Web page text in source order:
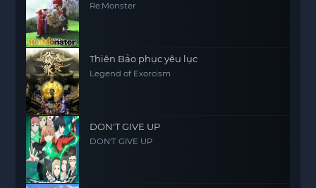
Re:Monster
Thiên Bảo phục yêu lục
Legend of Exorcism
DON'T GIVE UP
DON'T GIVE UP